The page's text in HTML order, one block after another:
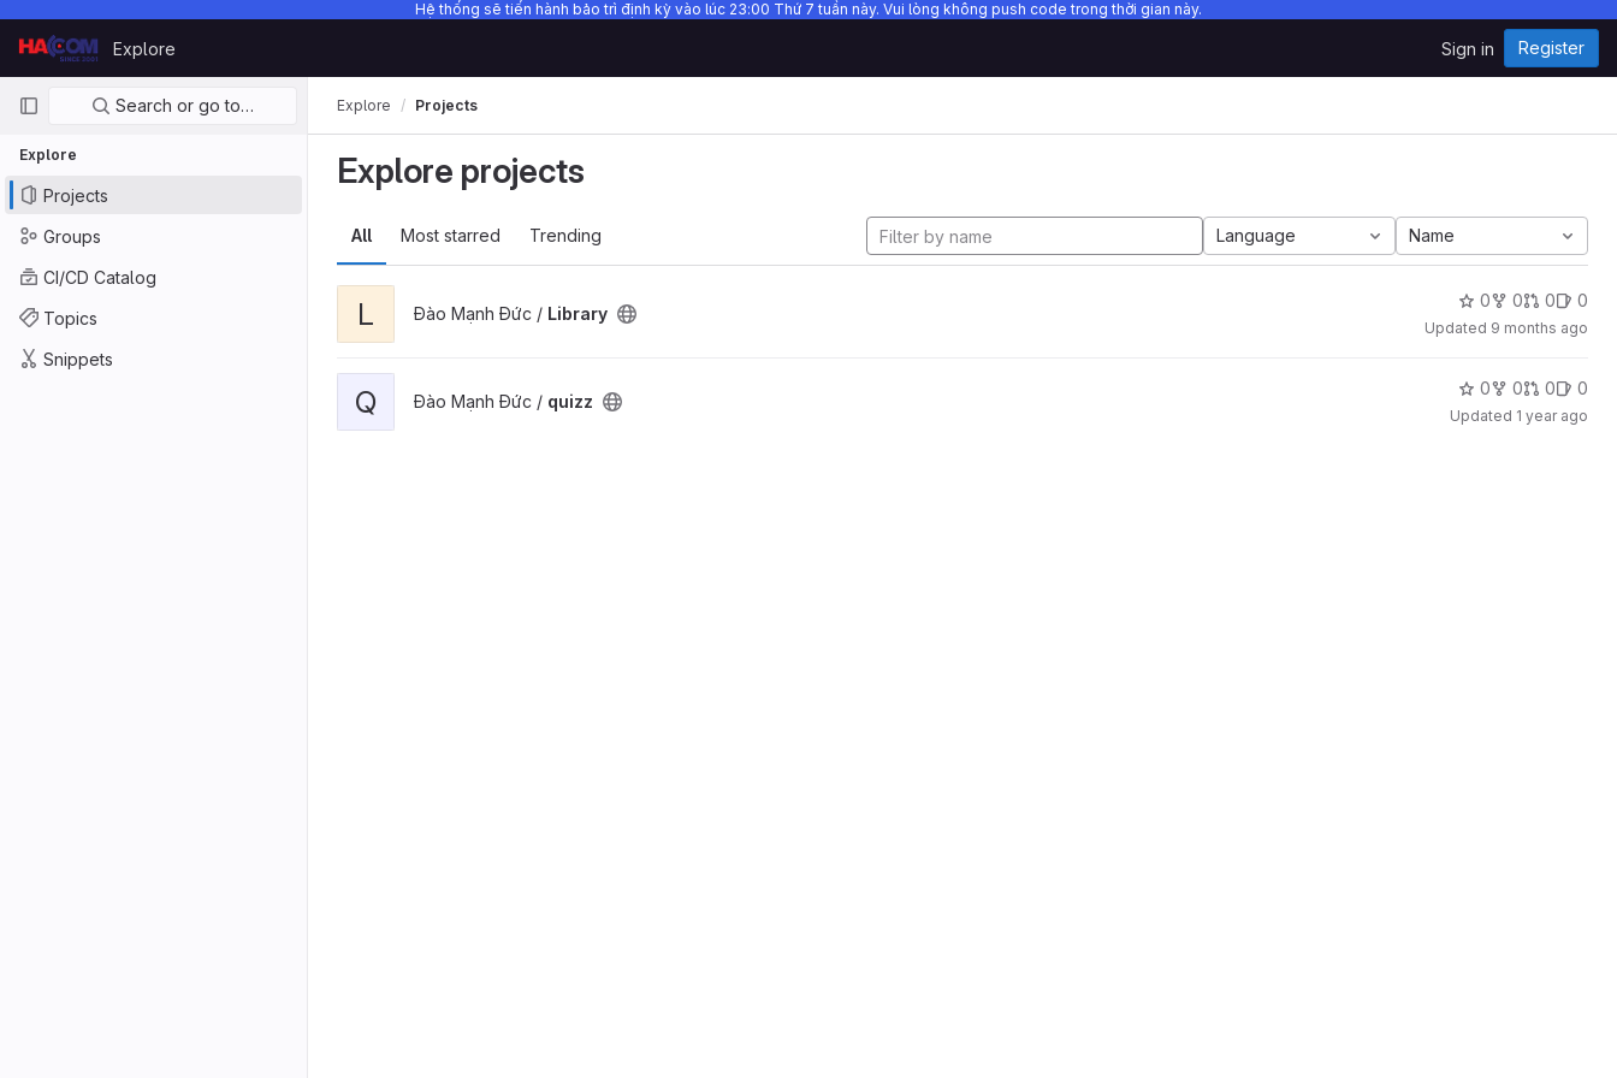
Hệ thống sẽ tiến hành bảo trì định kỳ vào lúc 23:00 Thứ 7 tuần này. Vui lòng không push code trong thời gian này.
Skip to content
GitLab
Explore Sign in Register
Primary navigation
Search or go to…
Explore
Projects
Groups
CI/CD Catalog
Topics
Snippets
Explore Projects
Explore projects
All Most starred Trending Language Name
L Đào Mạnh Đức / Library
0 0 0 0
Updated 9 months ago
Q Đào Mạnh Đức / quizz
0 0 0 0
Updated 1 year ago